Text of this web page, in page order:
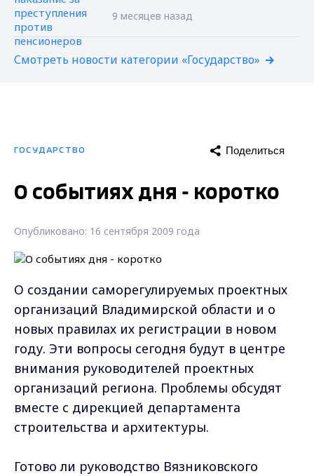
9 месяцев назад
Смотреть новости категории «Государство»
ГОСУДАРСТВО Поделиться
О событиях дня - коротко
Опубликовано: 16 сентября 2009 года
О создании саморегулируемых проектных
организаций Владимирской области и о
новых правилах их регистрации в новом
году. Эти вопросы сегодня будут в центре
внимания руководителей проектных
организаций региона. Проблемы обсудят
вместе с дирекцией департамента
строительства и архитектуры.
Готово ли руководство Вязниковского